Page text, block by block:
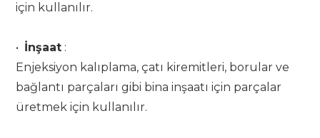
için kullanılır.
• İnşaat :
Enjeksiyon kalıplama, çatı kiremitleri, borular ve
bağlantı parçaları gibi bina inşaatı için parçalar
üretmek için kullanılır.